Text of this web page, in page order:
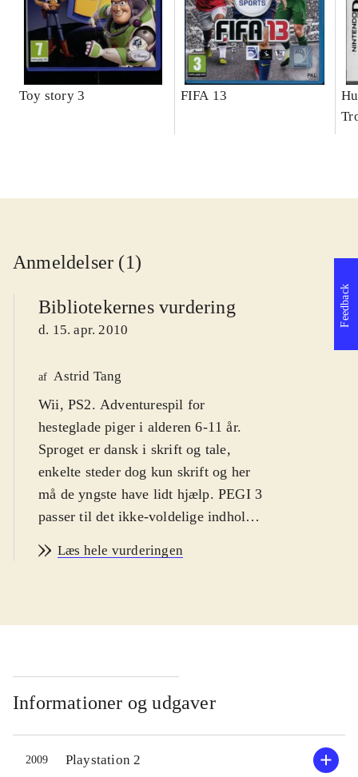
Toy story 3 FIFA 13
Anmeldelser (1)
Bibliotekernes vurdering
d. 15. apr. 2010
af Astrid Tang
Wii, PS2. Adventurespil for
hesteglade piger i alderen 6-11 år.
Sproget er dansk i skrift og tale,
enkelte steder dog kun skrift og her
må de yngste have lidt hjælp. PEGI 3
passer til det ikke-voldelige indhold.
spilversionerne og styringen
rideklubber. Her møder spilleren
altmuligmanden m.fl. Hver person
har brug for hjælp eller tilbyder
spilleren at deltage i et løb.
Opgaverne går typisk ud på at hente
eller finde genstande, heste eller
Læs hele vurderingen
Informationer og udgaver
2009 Playstation 2
Feedback